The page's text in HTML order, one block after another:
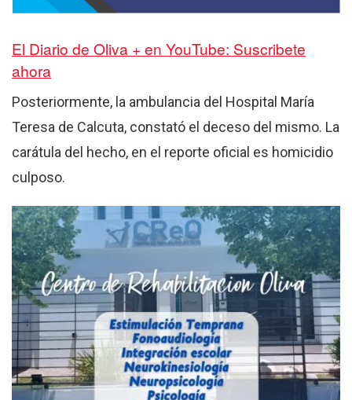
El Diario de Oliva + en YouTube: Suscribete
ahora
Posteriormente, la ambulancia del Hospital María
Teresa de Calcuta, constató el deceso del mismo. La
carátula del hecho, en el reporte oficial es homicidio
culposo.